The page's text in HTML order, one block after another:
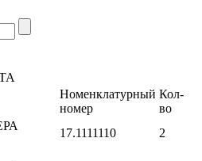
Номенклатурный
номер
Кол-
во
17.1111110 2